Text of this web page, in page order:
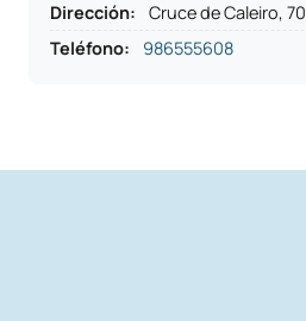
Dirección:
Cruce de Caleiro, 70
Teléfono: 986555608